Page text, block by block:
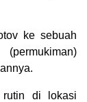
ke sebuah
rutin di lokasi